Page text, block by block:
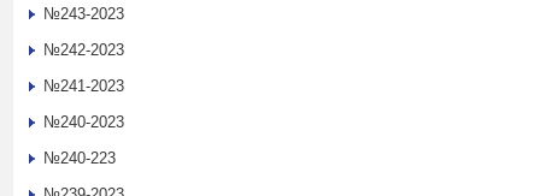
№243-2023
№242-2023
№241-2023
№240-2023
№240-223